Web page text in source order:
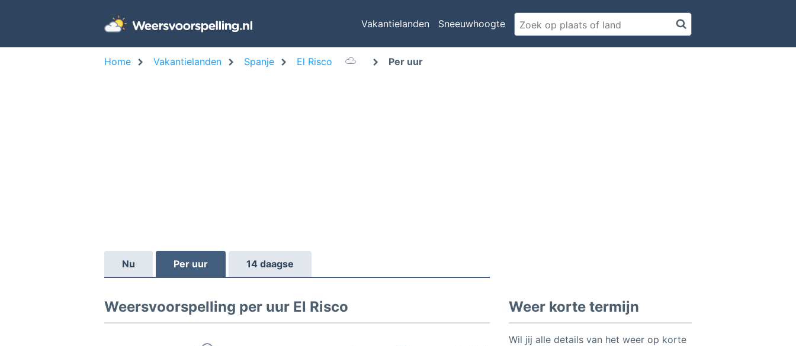
Vakantielanden Sneeuwhoogte
Home Vakantielanden Spanje El Risco Per uur
Nu Per uur 14 daagse
Weersvoorspelling per uur El Risco Weer korte termijn
Wil jij alle details van het weer op korte